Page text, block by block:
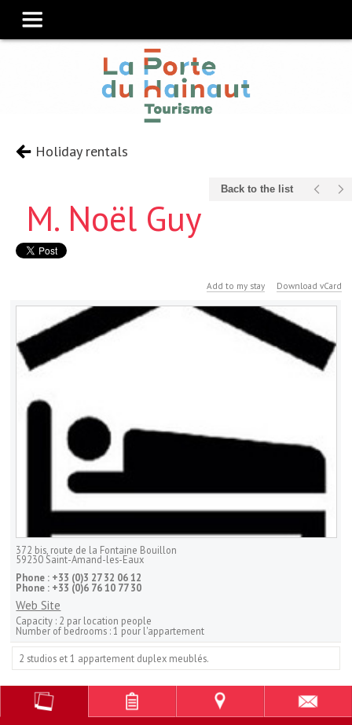
Holiday rentals
Back to the list
M. Noël Guy
Add to my stay Download vCard
372 bis, route de la Fontaine Bouillon
59230 Saint-Amand-les-Eaux
Phone : +33 (0)3 27 32 06 12
Phone : +33 (0)6 76 10 77 30
Web Site
Capacity : 2 par location people
Number of bedrooms :1 pour l'appartement
2 studios et 1 appartement duplex meublés.